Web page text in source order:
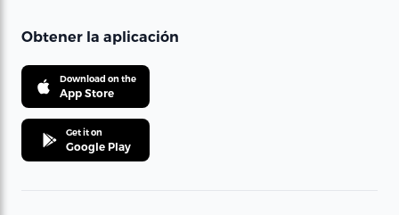
Obtener la aplicación
Download on the
App Store
Get it on
Google Play